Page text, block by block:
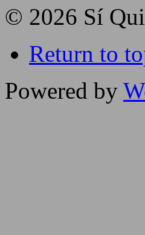
© 2026 Sí
Return to
Powered by